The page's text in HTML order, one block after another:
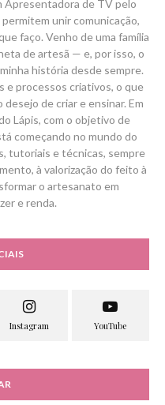
Apresentadora de TV pelo
permitem unir comunicação,
faço. Venho de uma família
de artesã — e, por isso, o
história desde sempre.
e processos criativos, o que
de criar e ensinar. Em
Lápis, com o objetivo de
começando no mundo do
tutoriais e técnicas, sempre
à valorização do feito à
o artesanato em
e renda.